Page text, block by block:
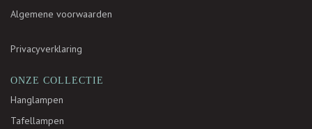
Algemene voorwaarden
Privacyverklaring
ONZE COLLECTIE
Hanglampen
Tafellampen